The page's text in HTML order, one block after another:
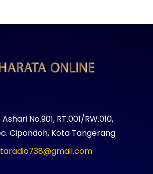
No.901, RT.001/RW.010,
Cipondoh, Kota Tangerang